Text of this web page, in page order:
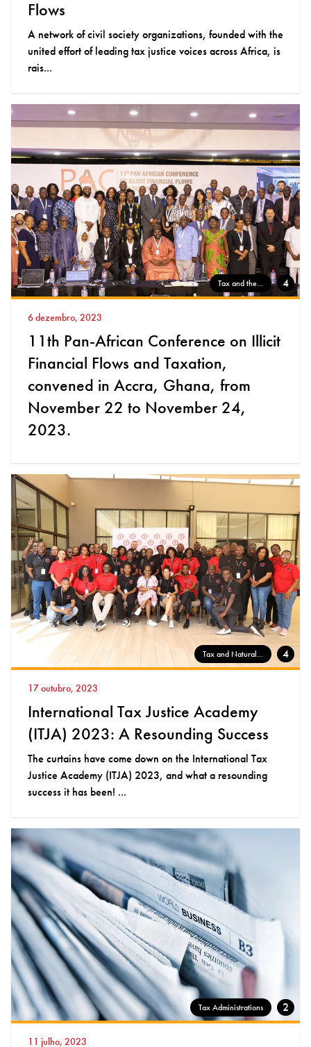
Flows
A network of civil society organizations, founded with the
united effort of leading tax justice voices across Africa, is
rais...
Tax and the... 4
6 dezembro, 2023
11th Pan-African Conference on Illicit
Financial Flows and Taxation,
convened in Accra, Ghana, from
November 22 to November 24,
2023.
Tax and Natural... 4
17 outubro, 2023
International Tax Justice Academy
(ITJA) 2023: A Resounding Success
The curtains have come down on the International Tax
Justice Academy (ITJA) 2023, and what a resounding
success it has been! ...
Tax Administrations 2
11 julho, 2023